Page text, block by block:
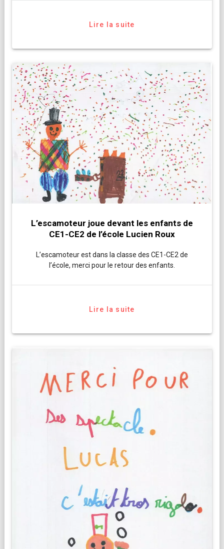
Lire la suite
L’escamoteur joue devant les enfants de
CE1-CE2 de l’école Lucien Roux
L’escamoteur est dans la classe des CE1-CE2 de
l’école, merci pour le retour des enfants.
Lire la suite